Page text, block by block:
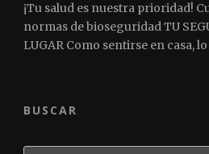
¡Tu salud es nuestra prioridad!
normas de bioseguridad TU
LUGAR Como sentirse en casa,
BUSCAR